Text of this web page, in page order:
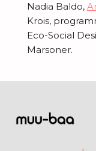
Nadia Baldo,
Krois,
Eco-Social
Marsoner.